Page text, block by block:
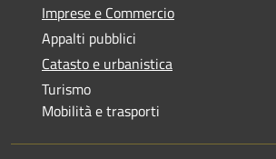
Imprese e Commercio
Appalti pubblici
Catasto e urbanistica
Turismo
Mobilità e trasporti